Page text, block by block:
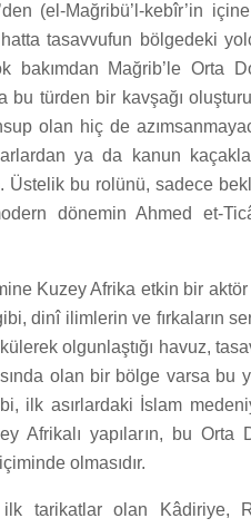
(el-Mağribü’l-kebîr’in içine
tasavvufun bölgedeki
bakımdan Mağrib’le Orta
bu türden bir kavşağı
olan hiç de
ya da kanun
Üstelik bu rolünü, sadece
dönemin Ahmed et-
Kuzey Afrika etkin bir
dinî ilimlerin ve fırkaların
olgunlaştığı havuz,
olan bir bölge varsa bu
ilk asırlardaki İslam
Afrikalı yapıların, bu Orta
olmasıdır.
tarikatlar olan Kâdiriye,